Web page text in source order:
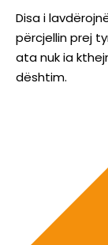
Disa i
përcjellin prej
ata nuk ia
dështim.